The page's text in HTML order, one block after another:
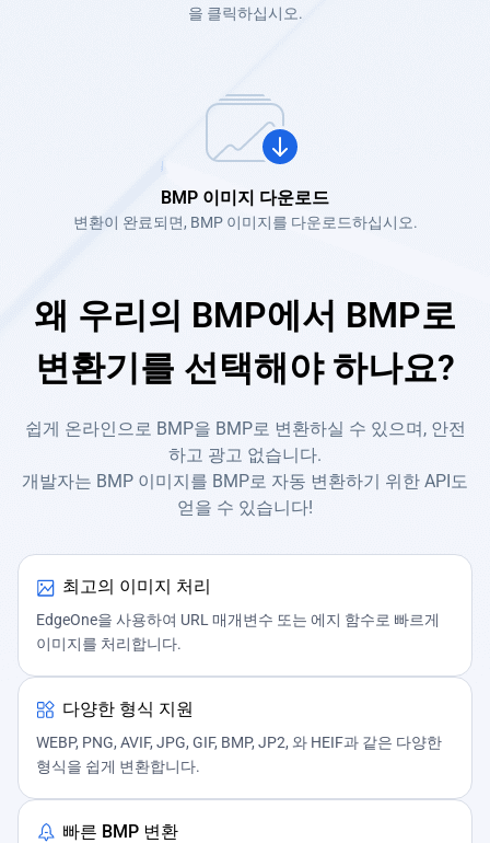
을 클릭하십시오.
BMP 이미지 다운로드
변환이 완료되면, BMP 이미지를 다운로드하십시오.
왜 우리의 BMP에서 BMP로
변환기를 선택해야 하나요?
쉽게 온라인으로 BMP을 BMP로 변환하실 수 있으며, 안전
하고 광고 없습니다.
개발자는 BMP 이미지를 BMP로 자동 변환하기 위한 API도
얻을 수 있습니다!
최고의 이미지 처리
EdgeOne을 사용하여 URL 매개변수 또는 에지 함수로 빠르게
이미지를 처리합니다.
다양한 형식 지원
WEBP, PNG, AVIF, JPG, GIF, BMP, JP2, 와 HEIF과 같은 다양한
형식을 쉽게 변환합니다.
빠른 BMP 변환